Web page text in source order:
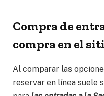
Compra de
compra en el
Al comparar las
reservar en línea suele